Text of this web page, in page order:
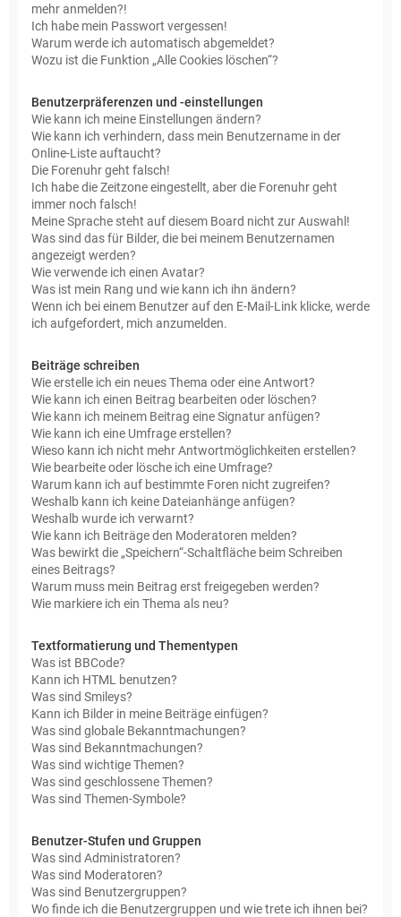
mehr anmelden?!
Ich habe mein Passwort vergessen!
Warum werde ich automatisch abgemeldet?
Wozu ist die Funktion „Alle Cookies löschen“?
Benutzerpräferenzen und -einstellungen
Wie kann ich meine Einstellungen ändern?
Wie kann ich verhindern, dass mein Benutzername in der
Online-Liste auftaucht?
Die Forenuhr geht falsch!
Ich habe die Zeitzone eingestellt, aber die Forenuhr geht
immer noch falsch!
Meine Sprache steht auf diesem Board nicht zur Auswahl!
Was sind das für Bilder, die bei meinem Benutzernamen
angezeigt werden?
Wie verwende ich einen Avatar?
Was ist mein Rang und wie kann ich ihn ändern?
Wenn ich bei einem Benutzer auf den E-Mail-Link klicke, werde
ich aufgefordert, mich anzumelden.
Beiträge schreiben
Wie erstelle ich ein neues Thema oder eine Antwort?
Wie kann ich einen Beitrag bearbeiten oder löschen?
Wie kann ich meinem Beitrag eine Signatur anfügen?
Wie kann ich eine Umfrage erstellen?
Wieso kann ich nicht mehr Antwortmöglichkeiten erstellen?
Wie bearbeite oder lösche ich eine Umfrage?
Warum kann ich auf bestimmte Foren nicht zugreifen?
Weshalb kann ich keine Dateianhänge anfügen?
Weshalb wurde ich verwarnt?
Wie kann ich Beiträge den Moderatoren melden?
Was bewirkt die „Speichern“-Schaltfläche beim Schreiben
eines Beitrags?
Warum muss mein Beitrag erst freigegeben werden?
Wie markiere ich ein Thema als neu?
Textformatierung und Thementypen
Was ist BBCode?
Kann ich HTML benutzen?
Was sind Smileys?
Kann ich Bilder in meine Beiträge einfügen?
Was sind globale Bekanntmachungen?
Was sind Bekanntmachungen?
Was sind wichtige Themen?
Was sind geschlossene Themen?
Was sind Themen-Symbole?
Benutzer-Stufen und Gruppen
Was sind Administratoren?
Was sind Moderatoren?
Was sind Benutzergruppen?
Wo finde ich die Benutzergruppen und wie trete ich ihnen bei?